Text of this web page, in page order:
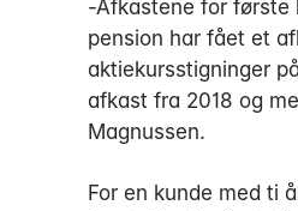
-Afkastene for
pension har fået et
aktiekursstigninger
afkast fra 2018 og
Magnussen.
For en kunde med ti